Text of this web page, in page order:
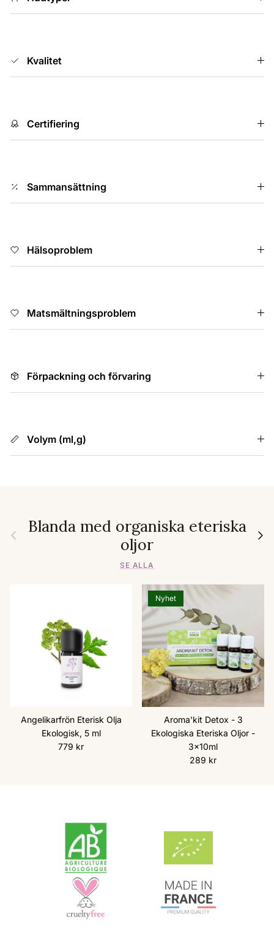
Kvalitet
Certifiering
Sammansättning
Hälsoproblem
Matsmältningsproblem
Förpackning och förvaring
Volym (ml,g)
FöregåendeBlanda med organiska eteriska
oljor
Nästa
SE ALLA
Angelikarfrön Eterisk Olja
Ekologisk, 5 ml
Ordinarie pris
779 kr
Nyhet
Aroma'kit Detox - 3
Ekologiska Eteriska Oljor -
3x10ml
Ordinarie pris
289 kr